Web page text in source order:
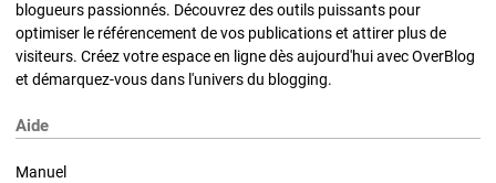
blogueurs passionnés. Découvrez des outils puissants pour
optimiser le référencement de vos publications et attirer plus de
visiteurs. Créez votre espace en ligne dès aujourd'hui avec OverBlog
et démarquez-vous dans l'univers du blogging.
Aide
Manuel